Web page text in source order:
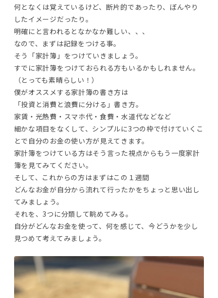
何となくは覚えているけど、断片的であったり、ぼんやり
したイメージだったり。
明確にと言われるとなかなか難しい、、、
なので、まずは記録をつける事。
そう「家計簿」をつけていきましょう。
すでに家計簿をつけておられる方もいるかもしれません。
（とっても素晴らしい！）
僕がオススメする家計簿の書き方は
「投資と消費と浪費に分ける」書き方。
家賃・光熱費・スマホ代・食費・水道代などなど
細かな項目をなくして、シンプルに3つの枠で付けていくこ
とで自分のお金の使い方が見えてきます。
家計簿をつけている方はそう言った視点からもう一度家計
簿を見てみてください。
そして、これからの方はまずはこの１週間
どんなお金が自分から流れて行ったかをちょっと思い出し
てみましょう。
それを、3つに分類して眺めてみる。
自分がどんなお金を使って、何を感じて、今どうかを少し
見つめて考えてみましょう。